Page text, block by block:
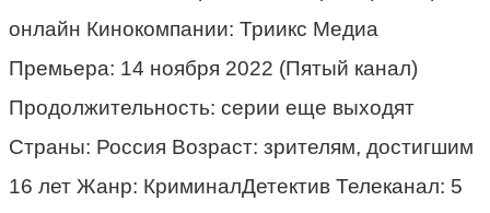
онлайн Кинокомпании: Триикс Медиа
Премьера: 14 ноября 2022 (Пятый канал)
Продолжительность: серии еще выходят
Страны: Россия Возраст: зрителям, достигшим
16 лет Жанр: КриминалДетектив Телеканал: 5